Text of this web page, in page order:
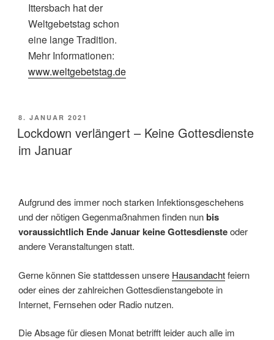
Ittersbach hat der
Weltgebetstag schon
eine lange Tradition.
Mehr Informationen:
www.weltgebetstag.de
VERÖFFENTLICHT
AM
8. JANUAR 2021
Lockdown verlängert – Keine Gottesdienste
im Januar
Aufgrund des immer noch starken Infektionsgeschehens
und der nötigen Gegenmaßnahmen finden nunbis
voraussichtlich Ende Januar keine Gottesdiensteoder
andere Veranstaltungen statt.
Gerne können Sie stattdessen unsere Hausandachtfeiern
oder eines der zahlreichen Gottesdienstangebote in
Internet, Fernsehen oder Radio nutzen.
Die Absage für diesen Monat betrifft leider auch alle im